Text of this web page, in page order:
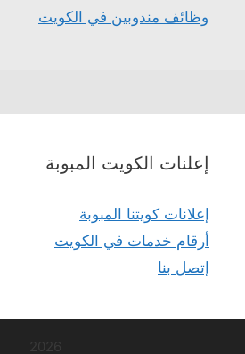
وظائف مندوبين في الكويت
إعلنات الكويت المبوبة
إعلانات كويتنا المبوبة
أرقام خدمات في الكويت
إتصل بنا
2026